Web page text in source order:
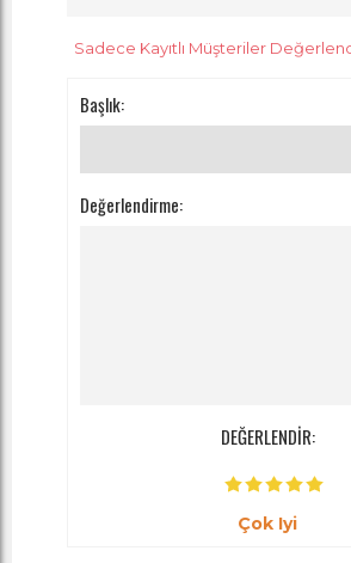
Sadece Kayıtlı Müşteriler
Başlık:
Değerlendirme:
DEĞERLENDİR:
Çok Iyi